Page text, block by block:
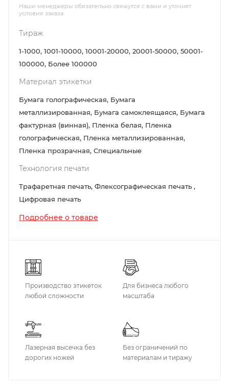
Наши менеджеры обязательно свяжутся с вами и уточнят
условия заказа
Тираж
1-1000, 1001-10000, 10001-20000, 20001-50000, 50001-
100000, Более 100000
Материал этикетки
Бумага голографическая, Бумага
металлизированная, Бумага самоклеящаяся, Бумага
фактурная (винная), Пленка белая, Пленка
голографическая, Пленка металлизированная,
Пленка прозрачная, Специальные
Технология печати
Трафаретная печать, Флексографическая печать ,
Цифровая печать
Подробнее о товаре
Производство этикеток
любой сложности
Для бизнеса любого
масштаба
Лазерная высечка без
дорогих ножей
Без ограничений по
материалам и тиражу